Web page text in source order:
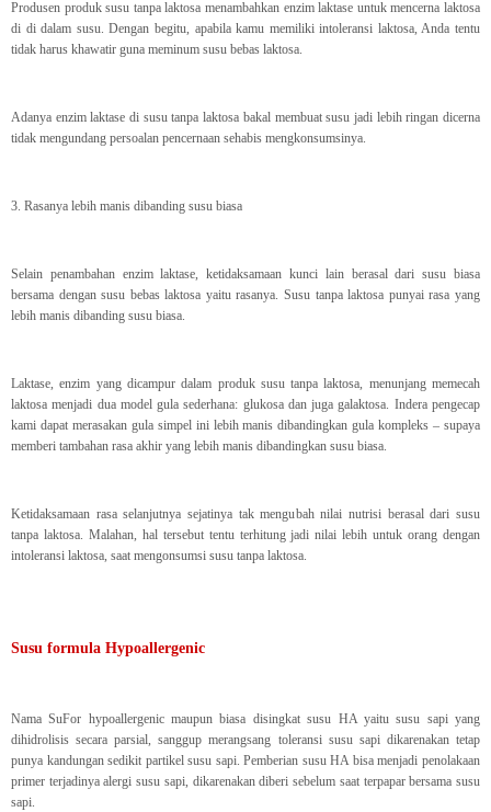
Produsen produk susu tanpa laktosa menambahkan enzim laktase untuk mencerna laktosa
di di dalam susu. Dengan begitu, apabila kamu memiliki intoleransi laktosa, Anda tentu
tidak harus khawatir guna meminum susu bebas laktosa.
Adanya enzim laktase di susu tanpa laktosa bakal membuat susu jadi lebih ringan dicerna
tidak mengundang persoalan pencernaan sehabis mengkonsumsinya.
3. Rasanya lebih manis dibanding susu biasa
Selain penambahan enzim laktase, ketidaksamaan kunci lain berasal dari susu biasa
bersama dengan susu bebas laktosa yaitu rasanya. Susu tanpa laktosa punyai rasa yang
lebih manis dibanding susu biasa.
Laktase, enzim yang dicampur dalam produk susu tanpa laktosa, menunjang memecah
laktosa menjadi dua model gula sederhana: glukosa dan juga galaktosa. Indera pengecap
kami dapat merasakan gula simpel ini lebih manis dibandingkan gula kompleks – supaya
memberi tambahan rasa akhir yang lebih manis dibandingkan susu biasa.
Ketidaksamaan rasa selanjutnya sejatinya tak mengubah nilai nutrisi berasal dari susu
tanpa laktosa. Malahan, hal tersebut tentu terhitung jadi nilai lebih untuk orang dengan
intoleransi laktosa, saat mengonsumsi susu tanpa laktosa.
Susu formula Hypoallergenic
Nama SuFor hypoallergenic maupun biasa disingkat susu HA yaitu susu sapi yang
dihidrolisis secara parsial, sanggup merangsang toleransi susu sapi dikarenakan tetap
punya kandungan sedikit partikel susu sapi. Pemberian susu HA bisa menjadi penolakaan
primer terjadinya alergi susu sapi, dikarenakan diberi sebelum saat terpapar bersama susu
sapi.